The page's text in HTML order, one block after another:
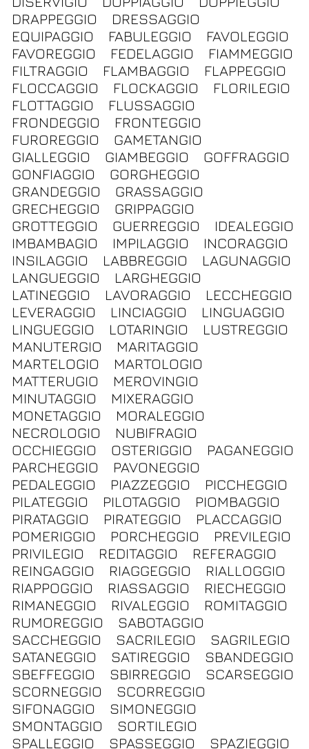
DRAPPEGGIO
DRESSAGGIO
EQUIPAGGIO
FABULEGGIO
FAVOLEGGIO
FAVOREGGIO
FEDELAGGIO
FIAMMEGGIO
FILTRAGGIO
FLAMBAGGIO
FLAPPEGGIO
FLOCCAGGIO
FLOCKAGGIO
FLORILEGIO
FLOTTAGGIO
FLUSSAGGIO
FRONDEGGIO
FRONTEGGIO
FUROREGGIO
GAMETANGIO
GIALLEGGIO
GIAMBEGGIO
GOFFRAGGIO
GONFIAGGIO
GORGHEGGIO
GRANDEGGIO
GRASSAGGIO
GRECHEGGIO
GRIPPAGGIO
GROTTEGGIO
GUERREGGIO
IDEALEGGIO
IMBAMBAGIO
IMPILAGGIO
INCORAGGIO
INSILAGGIO
LABBREGGIO
LAGUNAGGIO
LANGUEGGIO
LARGHEGGIO
LATINEGGIO
LAVORAGGIO
LECCHEGGIO
LEVERAGGIO
LINCIAGGIO
LINGUAGGIO
LINGUEGGIO
LOTARINGIO
LUSTREGGIO
MANUTERGIO
MARITAGGIO
MARTELOGIO
MARTOLOGIO
MATTERUGIO
MEROVINGIO
MINUTAGGIO
MIXERAGGIO
MONETAGGIO
MORALEGGIO
NECROLOGIO
NUBIFRAGIO
OCCHIEGGIO
OSTERIGGIO
PAGANEGGIO
PARCHEGGIO
PAVONEGGIO
PEDALEGGIO
PIAZZEGGIO
PICCHEGGIO
PILATEGGIO
PILOTAGGIO
PIOMBAGGIO
PIRATAGGIO
PIRATEGGIO
PLACCAGGIO
POMERIGGIO
PORCHEGGIO
PREVILEGIO
PRIVILEGIO
REDITAGGIO
REFERAGGIO
REINGAGGIO
RIAGGEGGIO
RIALLOGGIO
RIAPPOGGIO
RIASSAGGIO
RIECHEGGIO
RIMANEGGIO
RIVALEGGIO
ROMITAGGIO
RUMOREGGIO
SABOTAGGIO
SACCHEGGIO
SACRILEGIO
SAGRILEGIO
SATANEGGIO
SATIREGGIO
SBANDEGGIO
SBEFFEGGIO
SBIRREGGIO
SCARSEGGIO
SCORNEGGIO
SCORREGGIO
SIFONAGGIO
SIMONEGGIO
SMONTAGGIO
SORTILEGIO
SPALLEGGIO
SPASSEGGIO
SPAZIEGGIO